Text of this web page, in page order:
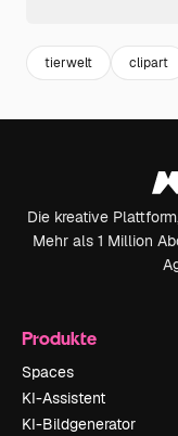
tierwelt clipart
Die kreative
Mehr als 1 Million
Produkte
Spaces
KI-Assistent
KI-Bildgenerator